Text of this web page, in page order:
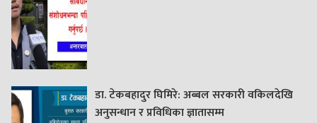
डा. टेकबहादुर घिमिरे: अब्बल सरकारी वकिलदेखि
अनुसन्धान र प्रविधिका ज्ञातासम्म